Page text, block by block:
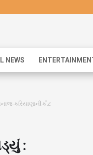
NEWS
કરિયાણાની કીટ
: